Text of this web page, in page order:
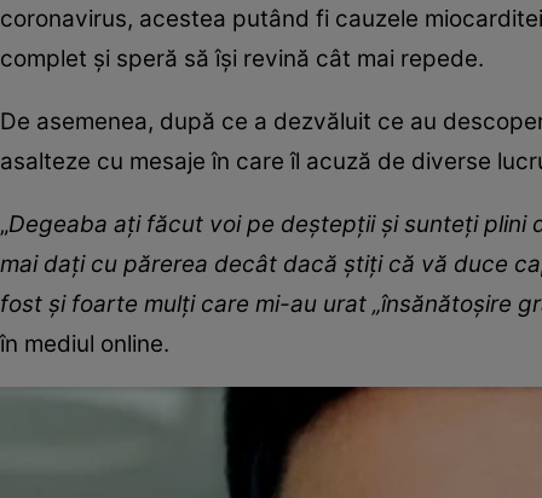
coronavirus, acestea putând fi cauzele
complet și speră să își revină cât mai repede.
De asemenea, după ce a dezvăluit ce au
asalteze cu mesaje în care îl acuză de diverse
„Degeaba ați făcut voi pe deștepții și sunteți plini
mai dați cu părerea decât dacă știți că vă duce
fost și foarte mulți care mi-au urat „însănătoșire
în mediul online.